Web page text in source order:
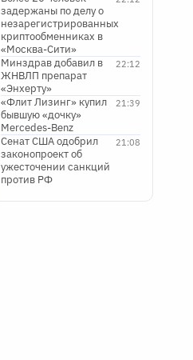
задержаны по делу о
незарегистрированных
криптообменниках в
«Москва-Сити»
22:12
Минздрав добавил в
ЖНВЛП препарат
«Энхерту»
21:39
«Флит Лизинг» купил
бывшую «дочку»
Mercedes-Benz
21:08
Сенат США одобрил
законопроект об
ужесточении санкций
против РФ